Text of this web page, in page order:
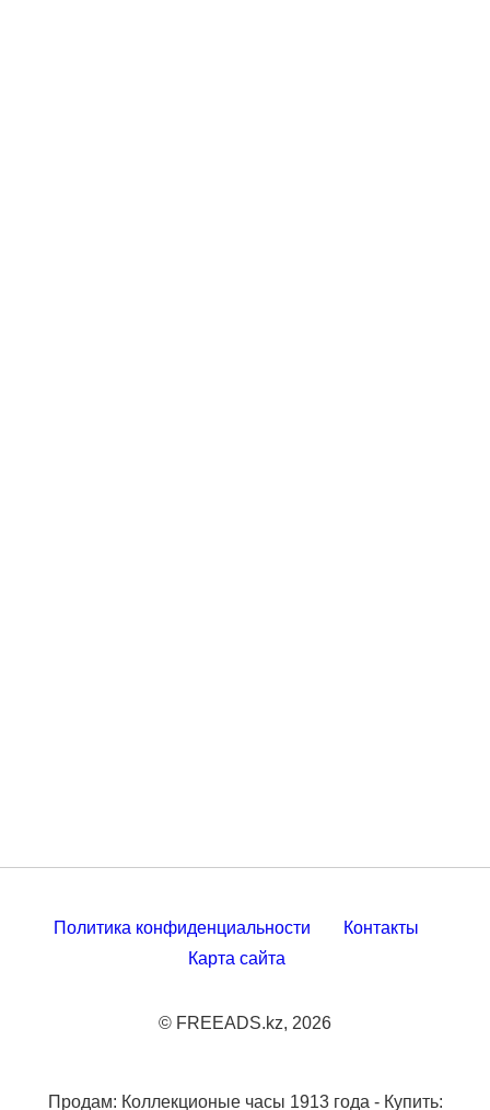
Политика конфиденциальности
Контакты
Карта сайта
© FREEADS.kz, 2026
Продам: Коллекционые часы 1913 года - Купить: